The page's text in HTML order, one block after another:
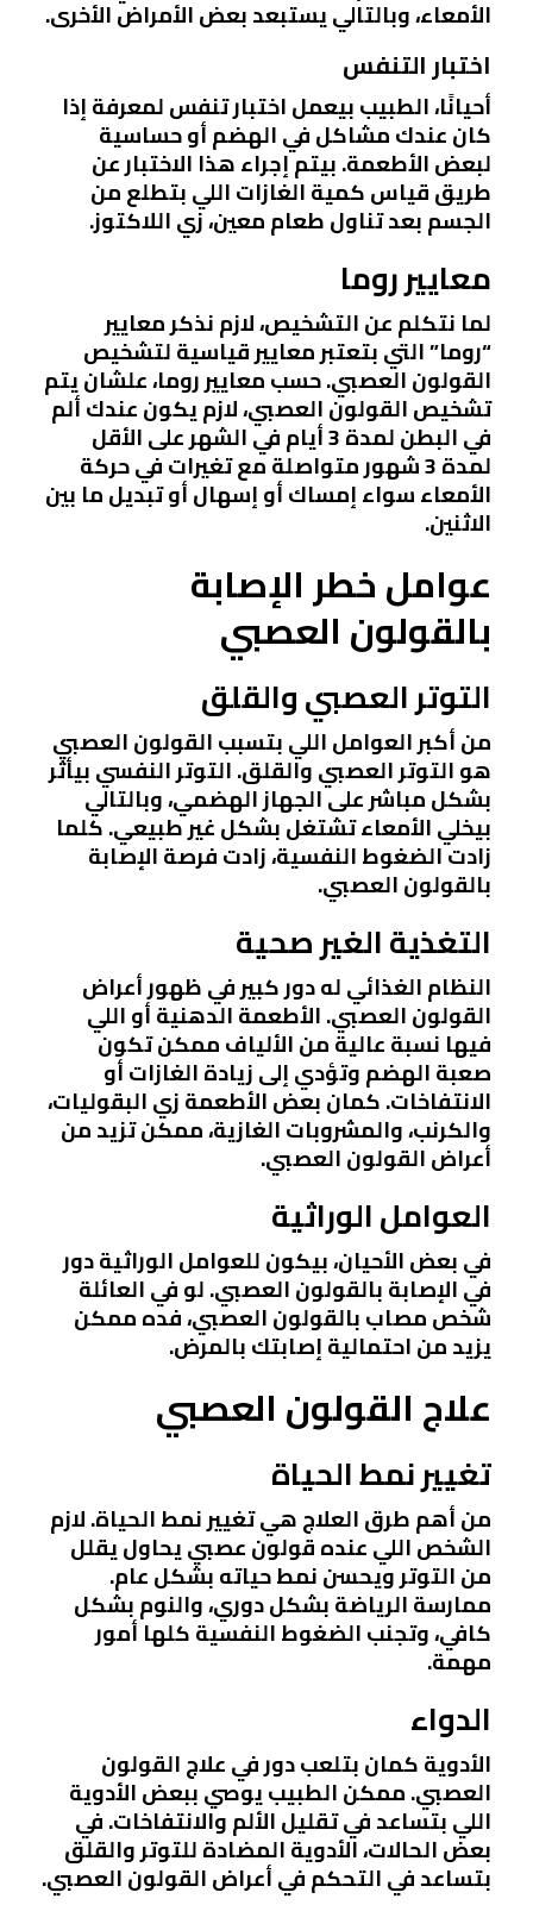
الأمعاء، وبالتالي يستبعد بعض الأمراض الأخرى.
اختبار التنفس
أحيانًا، الطبيب بيعمل اختبار تنفس لمعرفة إذا
كان عندك مشاكل في الهضم أو حساسية
لبعض الأطعمة. بيتم إجراء هذا الاختبار عن
طريق قياس كمية الغازات اللي بتطلع من
الجسم بعد تناول طعام معين، زي اللاكتوز.
معايير روما
لما نتكلم عن التشخيص، لازم نذكر معايير
“روما” التي بتعتبر معايير قياسية لتشخيص
القولون العصبي. حسب معايير روما، علشان يتم
تشخيص القولون العصبي، لازم يكون عندك ألم
في البطن لمدة 3 أيام في الشهر على الأقل
لمدة 3 شهور متواصلة مع تغيرات في حركة
الأمعاء سواء إمساك أو إسهال أو تبديل ما بين
الاثنين.
عوامل خطر الإصابة
بالقولون العصبي
التوتر العصبي والقلق
من أكبر العوامل اللي بتسبب القولون العصبي
هو التوتر العصبي والقلق. التوتر النفسي بيأثر
بشكل مباشر على الجهاز الهضمي، وبالتالي
بيخلي الأمعاء تشتغل بشكل غير طبيعي. كلما
زادت الضغوط النفسية، زادت فرصة الإصابة
بالقولون العصبي.
التغذية الغير صحية
النظام الغذائي له دور كبير في ظهور أعراض
القولون العصبي. الأطعمة الدهنية أو اللي
فيها نسبة عالية من الألياف ممكن تكون
صعبة الهضم وتؤدي إلى زيادة الغازات أو
الانتفاخات. كمان بعض الأطعمة زي البقوليات،
والكرنب، والمشروبات الغازية، ممكن تزيد من
أعراض القولون العصبي.
العوامل الوراثية
في بعض الأحيان، بيكون للعوامل الوراثية دور
في الإصابة بالقولون العصبي. لو في العائلة
شخص مصاب بالقولون العصبي، فده ممكن
يزيد من احتمالية إصابتك بالمرض.
علاج القولون العصبي
تغيير نمط الحياة
من أهم طرق العلاج هي تغيير نمط الحياة. لازم
الشخص اللي عنده قولون عصبي يحاول يقلل
من التوتر ويحسن نمط حياته بشكل عام.
ممارسة الرياضة بشكل دوري، والنوم بشكل
كافي، وتجنب الضغوط النفسية كلها أمور
مهمة.
الدواء
الأدوية كمان بتلعب دور في علاج القولون
العصبي. ممكن الطبيب يوصي ببعض الأدوية
اللي بتساعد في تقليل الألم والانتفاخات. في
بعض الحالات، الأدوية المضادة للتوتر والقلق
بتساعد في التحكم في أعراض القولون العصبي.